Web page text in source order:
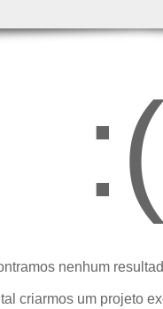
nenhum
criarmos um projeto